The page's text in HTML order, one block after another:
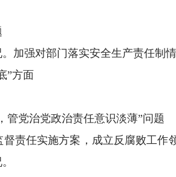
加强对部门落实安全生产责任制
”方面
管党治党政治责任意识淡薄”问题
责任实施方案，成立反腐败工